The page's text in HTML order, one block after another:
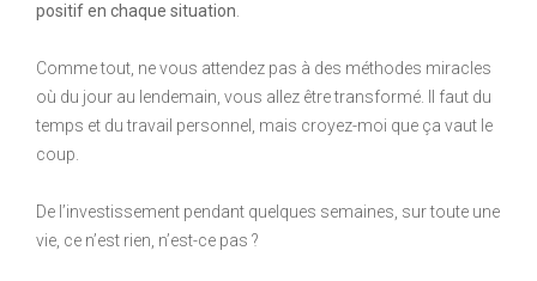
positif en chaque situation
Comme tout, ne vous attendez pas à des méthodes miracles
où du jour au lendemain, vous allez être transformé. Il faut du
temps et du travail personnel, mais croyez-moi que ça vaut le
coup.
De l’investissement pendant quelques semaines, sur toute une
vie, ce n’est rien, n’est-ce pas ?